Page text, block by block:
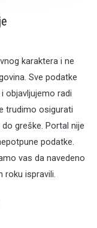
karaktera i ne
Sve podatke
objavljujemo radi
trudimo osigurati
greške. Portal nije
podatke.
vas da navedeno
roku ispravili.